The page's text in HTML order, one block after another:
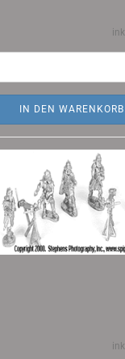
IN DEN WARENKORB